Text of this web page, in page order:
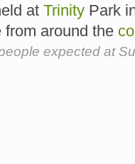
at Trinity Park
from around the
expected at